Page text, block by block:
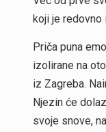
koji je redovno
Priča puna
izolirane na
iz Zagreba.
Njezin će
svoje snove,